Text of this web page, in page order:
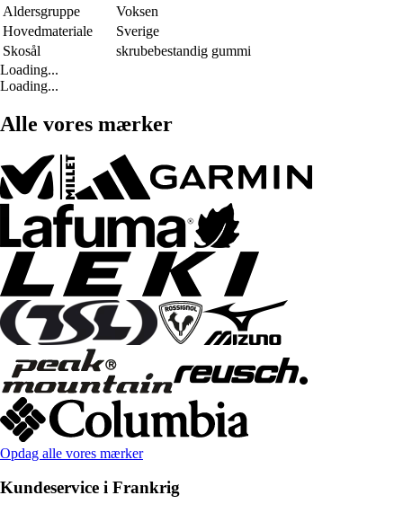
Aldersgruppe
Voksen
Hovedmateriale
Sverige
Skosål
skrubebestandig gummi
Loading...
Loading...
Alle vores mærker
Opdag alle vores mærker
Kundeservice i Frankrig